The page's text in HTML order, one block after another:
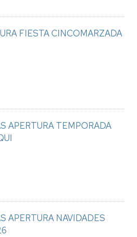
FIESTA CINCOMARZADA
APERTURA TEMPORADA
APERTURA NAVIDADES